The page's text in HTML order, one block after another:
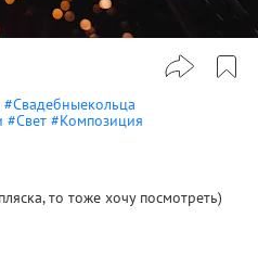
#Свадебныекольца
#Свет #Композиция
то тоже хочу посмотреть)